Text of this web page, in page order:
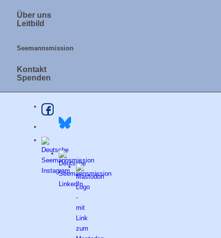
Über uns
Leitbild
Seemannsmission
Kontakt
Spenden